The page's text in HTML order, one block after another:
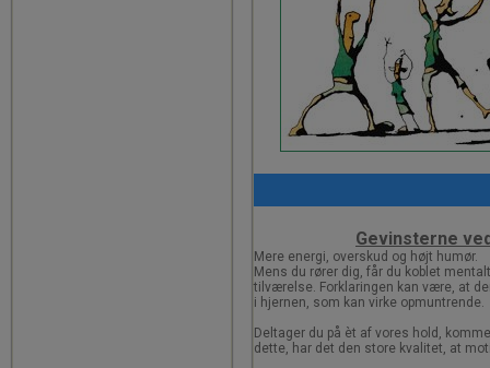
Gevinsterne
Mere energi, overskud og højt humør.
Mens du rører dig, får du koblet
tilværelse. Forklaringen kan være, at
i hjernen, som kan virke opmuntrende.
Deltager du på èt af vores hold,
dette, har det den store kvalitet, at